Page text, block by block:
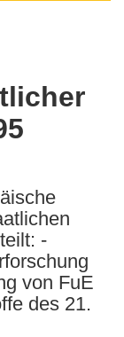
-
von FuE
des 21.